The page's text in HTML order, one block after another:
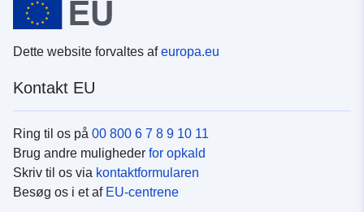
Dette website forvaltes afeuropa.eu
Kontakt EU
Ring til os på 00 800 6 7 8 9 10 11
Brug andre muligheder for opkald
Skriv til os via kontaktformularen
Besøg os i et af EU-centrene